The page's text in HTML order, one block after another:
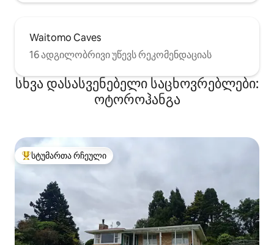
Waitomo Caves
16 ადგილობრივი უწევს რეკომენდაციას
სხვა დასასვენებელი საცხოვრებლები:
ოტოროჰანგა
სტუმართა რჩეული მოწინავე ვარიანტი
სტუმართა რჩეული